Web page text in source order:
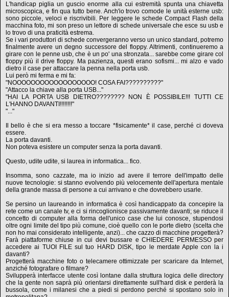
L'handicap piglia un guscio enorme alla cui estremità spunta una chiavetta
microscopica, e fin qua tutto bene. Anch'io trovo comode le unità esterne usb:
sono piccole, veloci e riscrivibili. Per leggere le schede Compact Flash della
macchina foto, mi son preso un lettore di schede universale che esce su usb e
lo trovo di una praticità estrema.
Se i vari produttori di schede convergeranno verso un unico standard, potremo
finalmente avere un degno successore del floppy. Altrimenti, continueremo a
girare con le penne usb, che è un po' una stronzata... sarebbe come girare col
floppy più il drive floppy. Ma pazienza, questi erano sofismi... mi alzo e vado
dietro il case per attaccare la penna nella porta usb.
Lui però mi ferma e mi fa:
"NOOOOOOOOOOOOOOOOOO! COSA FAI??????????"
"Attacco la chiave alla porta USB..."
"HAI LA PORTA USB DIETRO???????? NON È POSSIBILE!!! TUTTI CE
L'HANNO DAVANTI!!!!!!!!"
"..."
Il bello è che si era messo a toccare *fisicamente* il case, perché ci doveva
essere.
La porta davanti.
Non poteva esistere un computer senza la porta davanti.
Questo, udite udite, si laurea in informatica... fico.
Insomma, sono cazzate, ma io inizio ad avere il terrore dell'impatto delle
nuove tecnologie: si stanno evolvendo più velocemente dell'apertura mentale
della grande massa di persone a cui arrivano e che dovrebbero usarle.
Se persino un laureando in informatica è così handicappato da concepire la
rete come un canale tv, e ci si rincoglionisce passivamente davanti; se riduce il
concetto di computer alla forma dell'unico case che lui conosce, stupendosi
oltre ogni limite del tipo più comune, cioè quello con le porte dietro (scelta che
non ho mai considerato intelligente, anzi)... che cazzo di macchine progetterà?
Farà piattaforme chiuse in cui devi bussare e CHIEDERE PERMESSO per
accedere ai TUOI FILE sul tuo HARD DISK, tipo le merdate Apple con la i
davanti?
Progetterà macchine foto o telecamere ottimizzate per scaricare da Internet,
anziché fotografare o filmare?
Svilupperà interfacce utente così lontane dalla struttura logica delle directory
che la gente non saprà più orientarsi direttamente sull'hard disk e perderà la
bussola, come i milanesi che a piedi si perdono perché si spostano solo in